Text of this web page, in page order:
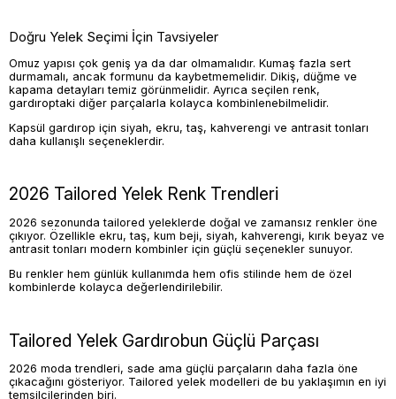
Doğru Yelek Seçimi İçin Tavsiyeler
Omuz yapısı çok geniş ya da dar olmamalıdır. Kumaş fazla sert
durmamalı, ancak formunu da kaybetmemelidir. Dikiş, düğme ve
kapama detayları temiz görünmelidir. Ayrıca seçilen renk,
gardıroptaki diğer parçalarla kolayca kombinlenebilmelidir.
Kapsül gardırop için siyah, ekru, taş, kahverengi ve antrasit tonları
daha kullanışlı seçeneklerdir.
2026 Tailored Yelek Renk Trendleri
2026 sezonunda tailored yeleklerde doğal ve zamansız renkler öne
çıkıyor. Özellikle ekru, taş, kum beji, siyah, kahverengi, kırık beyaz ve
antrasit tonları modern kombinler için güçlü seçenekler sunuyor.
Bu renkler hem günlük kullanımda hem ofis stilinde hem de özel
kombinlerde kolayca değerlendirilebilir.
Tailored Yelek Gardırobun Güçlü Parçası
2026 moda trendleri, sade ama güçlü parçaların daha fazla öne
çıkacağını gösteriyor. Tailored yelek modelleri de bu yaklaşımın en iyi
temsilcilerinden biri.